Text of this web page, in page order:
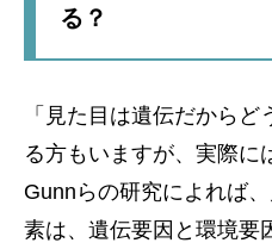
る？
「見た目は遺伝だからど
る方もいますが、実際に
Gunnらの研究によれば
素は、遺伝要因と環境要